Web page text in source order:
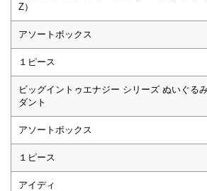
Z）
アソートボックス
１ピース
ビッグイントゥエナジー シリーズ ぬいぐる
ダント
アソートボックス
１ピース
アイディ